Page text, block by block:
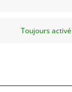
Toujours activé